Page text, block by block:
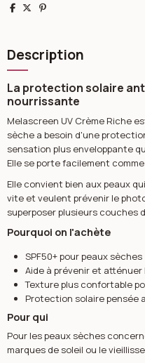
Partager
TweetPinterest
Description
La protection solaire
nourrissante
Melascreen UV Crème Riche
sèche a besoin d'une
sensation plus enveloppante
Elle se porte facilement
Elle convient bien aux peaux
vite et veulent prévenir le
superposer plusieurs couches
Pourquoi on l'achète
SPF50+ pour peaux sèches
Aide à prévenir et
Texture plus confortable
Protection solaire pensée
Pour qui
Pour les peaux sèches
marques de soleil ou le